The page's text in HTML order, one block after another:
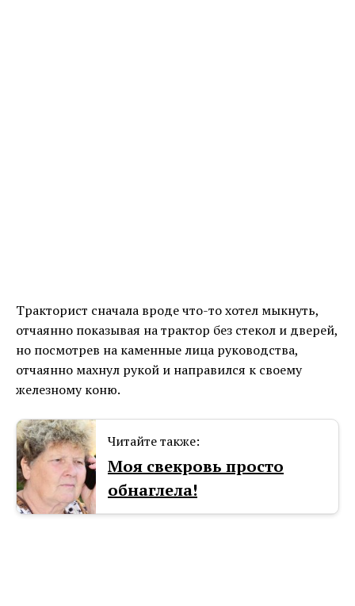
Тракторист сначала вроде что-то хотел мыкнуть,
отчаянно показывая на трактор без стекол и дверей,
но посмотрев на каменные лица руководства,
отчаянно махнул рукой и направился к своему
железному коню.
Читайте также:
Моя свекровь просто
обнаглела!